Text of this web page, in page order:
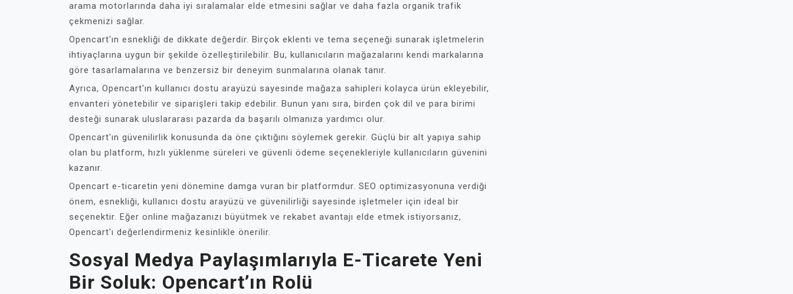
arama motorlarında daha iyi sıralamalar elde etmesini sağlar ve daha fazla organik trafik
çekmenizi sağlar.
Opencart'ın esnekliği de dikkate değerdir. Birçok eklenti ve tema seçeneği sunarak işletmelerin
ihtiyaçlarına uygun bir şekilde özelleştirilebilir. Bu, kullanıcıların mağazalarını kendi markalarına
göre tasarlamalarına ve benzersiz bir deneyim sunmalarına olanak tanır.
Ayrıca, Opencart'ın kullanıcı dostu arayüzü sayesinde mağaza sahipleri kolayca ürün ekleyebilir,
envanteri yönetebilir ve siparişleri takip edebilir. Bunun yanı sıra, birden çok dil ve para birimi
desteği sunarak uluslararası pazarda da başarılı olmanıza yardımcı olur.
Opencart'ın güvenilirlik konusunda da öne çıktığını söylemek gerekir. Güçlü bir alt yapıya sahip
olan bu platform, hızlı yüklenme süreleri ve güvenli ödeme seçenekleriyle kullanıcıların güvenini
kazanır.
Opencart e-ticaretin yeni dönemine damga vuran bir platformdur. SEO optimizasyonuna verdiği
önem, esnekliği, kullanıcı dostu arayüzü ve güvenilirliği sayesinde işletmeler için ideal bir
seçenektir. Eğer online mağazanızı büyütmek ve rekabet avantajı elde etmek istiyorsanız,
Opencart'ı değerlendirmeniz kesinlikle önerilir.
Sosyal Medya Paylaşımlarıyla E-Ticarete Yeni
Bir Soluk: Opencart’ın Rolü